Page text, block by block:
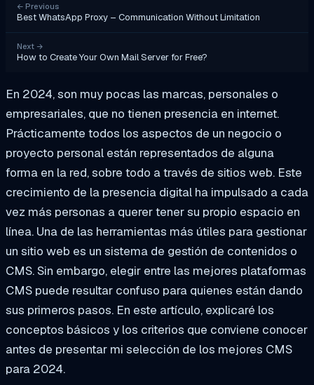
← Previous
Best WhatsApp Proxy – Communication Without Limitation
Next →
How to Create Your Own Mail Server for Free?
En 2024, son muy pocas las marcas, personales o
empresariales, que no tienen presencia en internet.
Prácticamente todos los aspectos de un negocio o
proyecto personal están representados de alguna
forma en la red, sobre todo a través de sitios web. Este
crecimiento de la presencia digital ha impulsado a cada
vez más personas a querer tener su propio espacio en
línea. Una de las herramientas más útiles para gestionar
un sitio web es un sistema de gestión de contenidos o
CMS. Sin embargo, elegir entre las mejores plataformas
CMS puede resultar confuso para quienes están dando
sus primeros pasos. En este artículo, explicaré los
conceptos básicos y los criterios que conviene conocer
antes de presentar mi selección de los mejores CMS
para 2024.